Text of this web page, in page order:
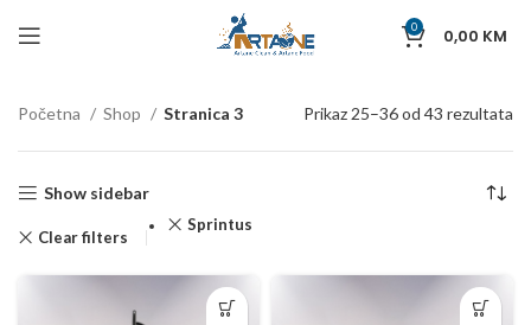
0 0,00 KM
Početna Shop Stranica 3 Prikaz 25–36 od 43 rezultata
Show sidebar
Clear filters
Sprintus